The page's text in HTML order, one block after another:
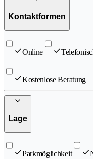
Kontaktformen
Online
Kostenlose Beratung
Lage
Parkmöglichkeit